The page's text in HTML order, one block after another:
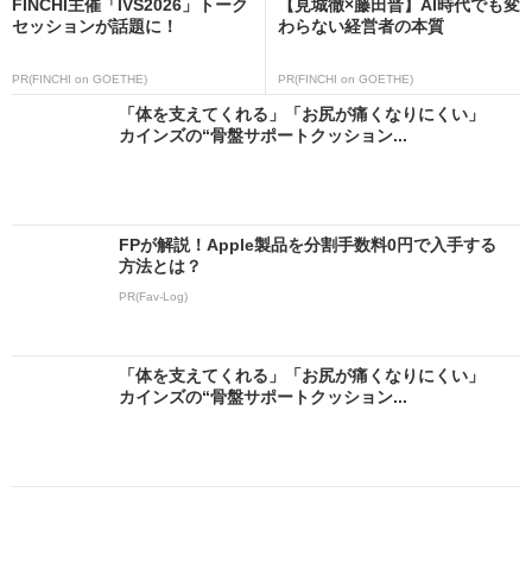
FINCHI主催「IVS2026」トーク
セッションが話題に！
PR(FINCHI on GOETHE)
【見城徹×藤田晋】AI時代でも変
わらない経営者の本質
PR(FINCHI on GOETHE)
「体を支えてくれる」「お尻が痛くなりにくい」
カインズの“骨盤サポートクッション...
FPが解説！Apple製品を分割手数料0円で入手する
方法とは？
PR(Fav-Log)
「体を支えてくれる」「お尻が痛くなりにくい」
カインズの“骨盤サポートクッション...